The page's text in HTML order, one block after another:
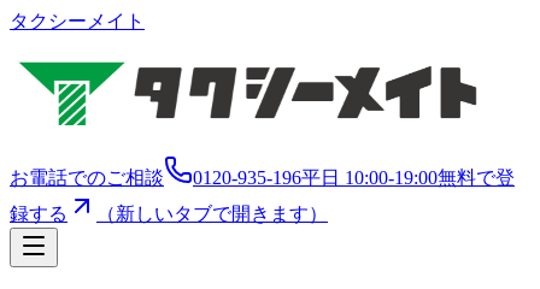
タクシーメイト
お電話でのご相談 0120-935-196平日 10:00-19:00無料で登
録する
（新しいタブで開きます）